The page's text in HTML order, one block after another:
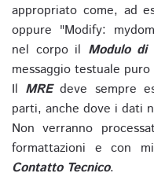
appropriato come, ad
oppure "Modify:
nel corpo il Modulo di
messaggio testuale
Il MREdeve sempre
parti, anche dove i dati
Non verranno
formattazioni e con
Contatto Tecnico.